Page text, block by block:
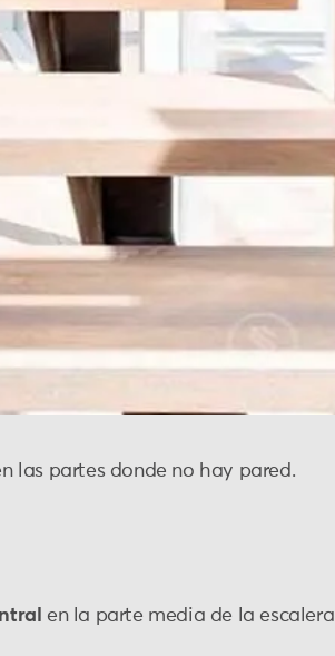
las partes donde no hay pared.
en la parte media de la escalera